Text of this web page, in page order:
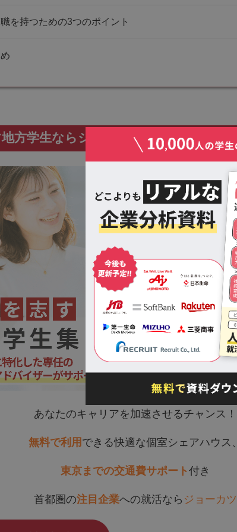
を持つための3つのポイント
方学生ならジョーカツ！
あなたのキャリアを加速させるチャンス！
無料で利用できる快適な個室シェアハウス、
東京までの交通費サポート付き
首都圏の注目企業への就活なら ジョーカツ